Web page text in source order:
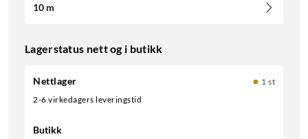
10 m
Lagerstatus nett og i butikk
Nettlager
1 st
2-6 virkedagers leveringstid
Butikk